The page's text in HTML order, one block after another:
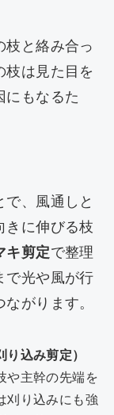
枝と絡み合っ
枝は見た目を
にもなるた
、風通しと
きに伸びる枝
キ剪定で整理
で光や風が行
がります。
込み剪定）
や主幹の先端を
刈り込みにも強